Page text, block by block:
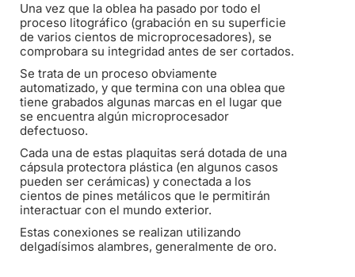
Una vez que la oblea ha pasado por todo el
proceso litográfico (grabación en su superficie
de varios cientos de microprocesadores), se
comprobara su integridad antes de ser cortados.
Se trata de un proceso obviamente
automatizado, y que termina con una oblea que
tiene grabados algunas marcas en el lugar que
se encuentra algún microprocesador
defectuoso.
Cada una de estas plaquitas será dotada de una
cápsula protectora plástica (en algunos casos
pueden ser cerámicas) y conectada a los
cientos de pines metálicos que le permitirán
interactuar con el mundo exterior.
Estas conexiones se realizan utilizando
delgadísimos alambres, generalmente de oro.